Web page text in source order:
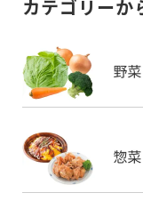
カテゴリーか